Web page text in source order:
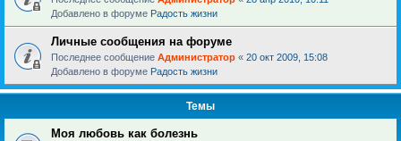
Добавлено в форуме Радость жизни
Личные сообщения на форуме
Последнее сообщение Администратор « 20 окт 2009, 15:08
Добавлено в форуме Радость жизни
Темы
Моя любовь как болезнь